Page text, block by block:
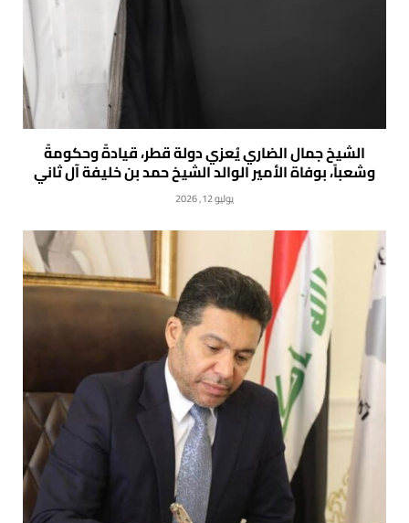
الشيخ جمال الضاري يُعزي دولة قطر، قيادةً وحكومةً
وشعباً، بوفاة الأمير الوالد الشيخ حمد بن خليفة آل ثاني
يوليو 12, 2026